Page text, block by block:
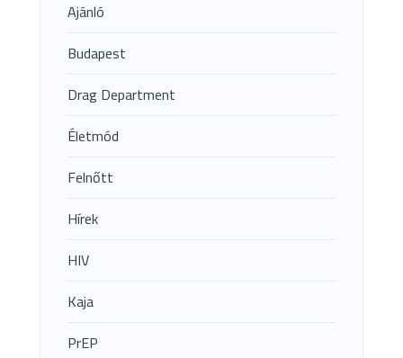
Ajánló
Budapest
Drag Department
Életmód
Felnőtt
Hírek
HIV
Kaja
PrEP